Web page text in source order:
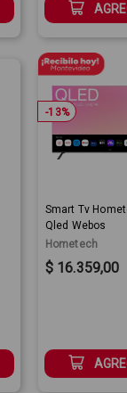
Smart Tv
Qled Webos
Hometech
Sale Price:
$ 16.359,00
-13%